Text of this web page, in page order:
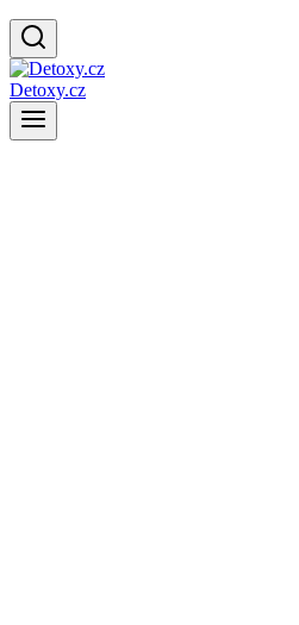
Detoxy.cz